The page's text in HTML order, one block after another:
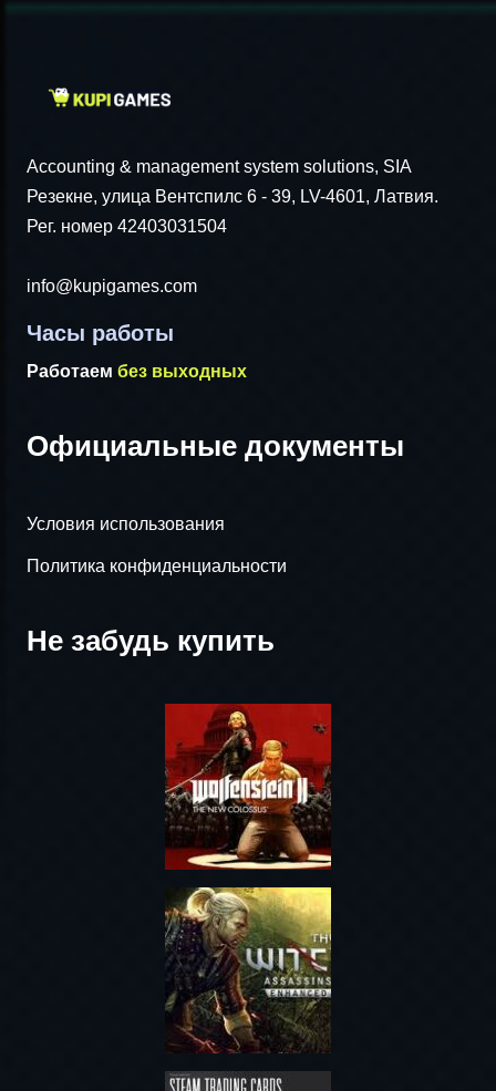
Accounting & management system solutions, SIA
Резекне, улица Вентспилс 6 - 39, LV-4601, Латвия.
Рег. номер 42403031504
info@kupigames.com
Часы работы
Работаем без выходных
Официальные документы
Условия использования
Политика конфиденциальности
Не забудь купить